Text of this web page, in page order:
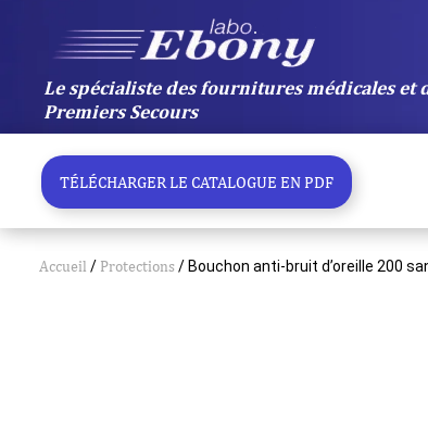
Le spécialiste des fournitures médicales et
Premiers Secours
TÉLÉCHARGER LE CATALOGUE EN PDF
Accueil / Protections / Bouchon anti-bruit d’oreille 200